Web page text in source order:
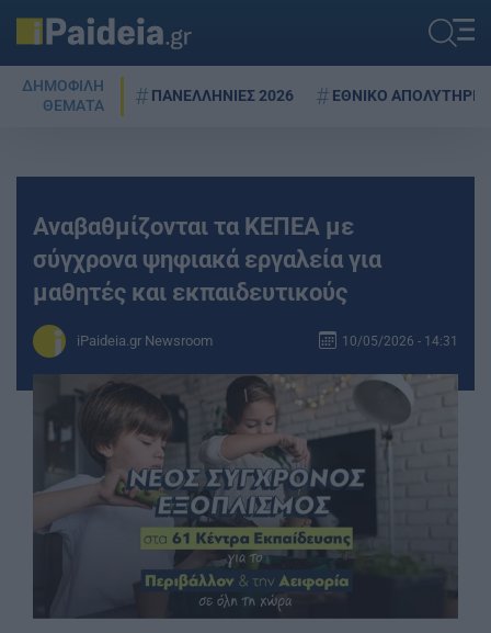
ΔΗΜΟΦΙΛΗ
ΘΕΜΑΤΑ
ΠΑΝΕΛΛΗΝΙΕΣ 2026 ΕΘΝΙΚΟ ΑΠΟΛΥΤΗΡΙΟ
Αναβαθμίζονται τα ΚΕΠΕΑ με
σύγχρονα ψηφιακά εργαλεία για
μαθητές και εκπαιδευτικούς
iPaideia.gr Newsroom 10/05/2026 - 14:31